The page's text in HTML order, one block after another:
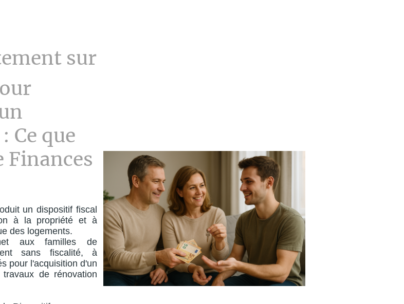
sur
Ce que
Finances
un dispositif fiscal
à la propriété et à
des logements.
aux familles de
sans fiscalité, à
pour l'acquisition d'un
de rénovation